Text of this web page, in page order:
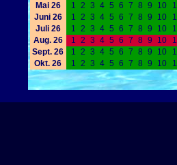
Mai 26
1 2 3 4 5 6 7 8 9 10
Juni 26
1 2 3 4 5 6 7 8 9 10
Juli 26
1 2 3 4 5 6 7 8 9 10
Aug. 26
1 2 3 4 5 6 7 8 9 10
Sept. 26
1 2 3 4 5 6 7 8 9 10
Okt. 26
1 2 3 4 5 6 7 8 9 10